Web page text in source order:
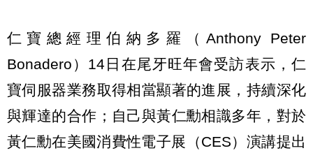
仁寶總經理伯納多羅（Anthony Peter
Bonadero）14日在尾牙旺年會受訪表示，仁
寶伺服器業務取得相當顯著的進展，持續深化
與輝達的合作；自己與黃仁勳相識多年，對於
黃仁勳在美國消費性電子展（CES）演講提出